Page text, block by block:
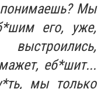
понимаешь? Мы
его, уже,
еб*шит...
мы только